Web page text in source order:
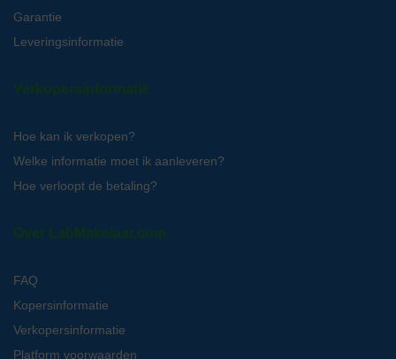
Garantie
Leveringsinformatie
Verkopersinformatie
Hoe kan ik verkopen?
Welke informatie moet ik aanleveren?
Hoe verloopt de betaling?
Over LabMakelaar.com
FAQ
Kopersinformatie
Verkopersinformatie
Platform voorwaarden